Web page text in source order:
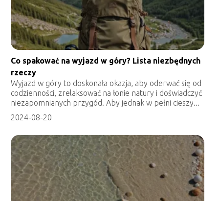
Co spakować na wyjazd w góry? Lista niezbędnych
rzeczy
Wyjazd w góry to doskonała okazja, aby oderwać się od
codzienności, zrelaksować na łonie natury i doświadczyć
niezapomnianych przygód. Aby jednak w pełni cieszy...
2024-08-20